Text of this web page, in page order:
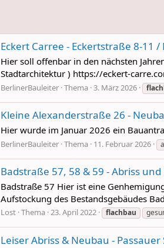
Eckert Carree - Eckertstraße 8-11
Hier soll offenbar in den nächsten
Stadtarchitektur ) https://eckert-
BerlinerBauleiter Thema 3. März 2026
Kleine Alexanderstraße 26 -
Hier wurde im Januar 2026 ein
BerlinerBauleiter Thema 11. Februar 2026
Badstraße 57, 58 & 59 - Abriss
Badstraße 57 Hier ist eine
Aufstockung des Bestandsgebäudes
Lost Thema 23. April 2022 flachbau
Leiser Abriss & Neubau -